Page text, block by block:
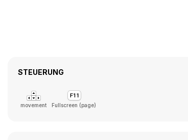
STEUERUNG
movement Fullscreen (page)